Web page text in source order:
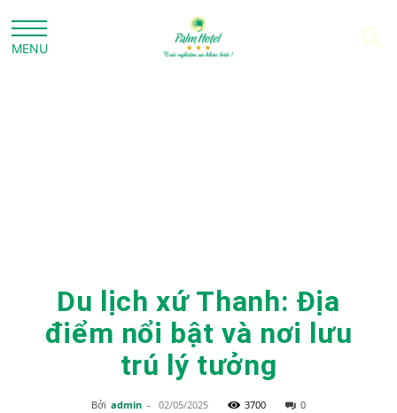
Du lịch xứ Thanh: Địa
điểm nổi bật và nơi lưu
trú lý tưởng
Bởi admin - 02/05/2025 3700 0